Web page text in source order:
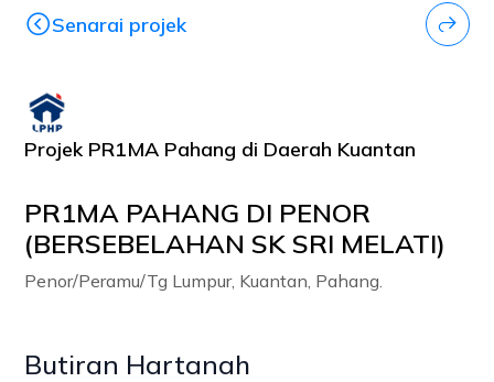
Senarai projek
Projek PR1MA Pahang di Daerah Kuantan
PR1MA PAHANG DI PENOR
(BERSEBELAHAN SK SRI MELATI)
Penor/Peramu/Tg Lumpur, Kuantan, Pahang.
Butiran Hartanah